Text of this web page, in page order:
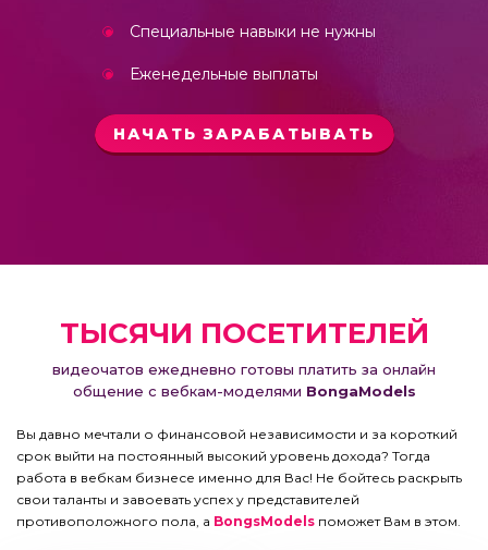
Специальные навыки не нужны
Еженедельные выплаты
НАЧАТЬ ЗАРАБАТЫВАТЬ
ТЫСЯЧИ ПОСЕТИТЕЛЕЙ
видеочатов ежедневно готовы платить за онлайн
общение с вебкам-моделями BongaModels
Вы давно мечтали о финансовой независимости и за короткий
срок выйти на постоянный высокий уровень дохода? Тогда
работа в вебкам бизнесе именно для Вас! Не бойтесь раскрыть
свои таланты и завоевать успех у представителей
противоположного пола, а BongsModels поможет Вам в этом.